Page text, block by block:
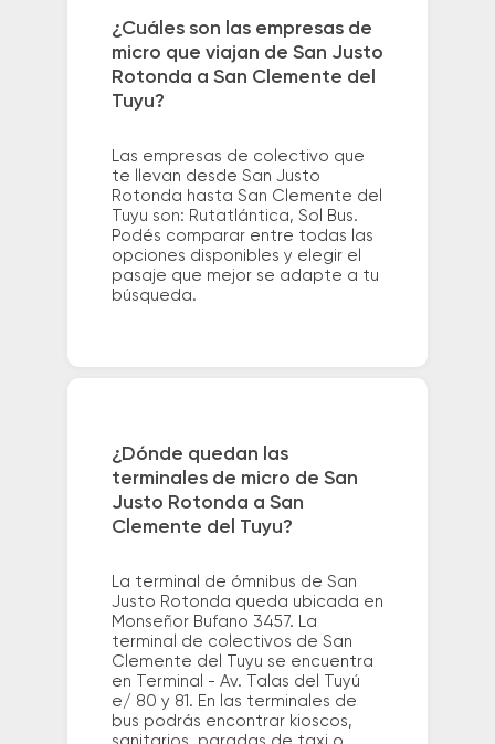
¿Cuáles son las empresas de
micro que viajan de San Justo
Rotonda a San Clemente del
Tuyu?
Las empresas de colectivo que
te llevan desde San Justo
Rotonda hasta San Clemente del
Tuyu son: Rutatlántica, Sol Bus.
Podés comparar entre todas las
opciones disponibles y elegir el
pasaje que mejor se adapte a tu
búsqueda.
¿Dónde quedan las
terminales de micro de San
Justo Rotonda a San
Clemente del Tuyu?
La terminal de ómnibus de San
Justo Rotonda queda ubicada en
Monseñor Bufano 3457. La
terminal de colectivos de San
Clemente del Tuyu se encuentra
en Terminal - Av. Talas del Tuyú
e/ 80 y 81. En las terminales de
bus podrás encontrar kioscos,